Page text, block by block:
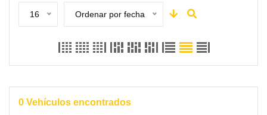
16 Ordenar por fecha
0 Vehículos encontrados